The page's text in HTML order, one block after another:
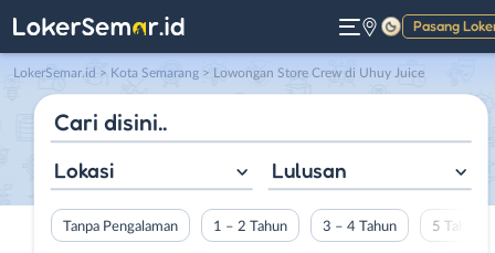
Pasang
Gelap
LokerSemar.id > Kota Semarang > Lowongan Store Crew di Uhuy Juice
Lokasi Lulusan
Tanpa Pengalaman 1 – 2 Tahun 3 – 4 Tahun 5 Tahun